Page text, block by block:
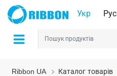
Укр Рус
Ribbon UA Каталог товарів